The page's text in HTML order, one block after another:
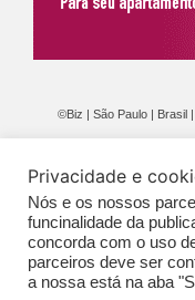
©Biz | São Paulo | Brasil
Privacidade e
Nós e os nossos
funcinalidade da
concorda com o uso
parceiros deve ser
a nossa está na aba